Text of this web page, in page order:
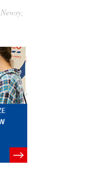
Newsy,